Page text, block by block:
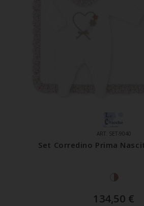
ART. SET-9040
Set Corredino Prima
134,50 €